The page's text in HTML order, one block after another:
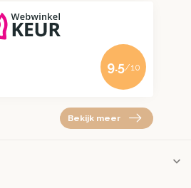
9.5/10
Bekijk meer